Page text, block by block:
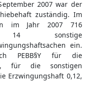
2007 war der
zuständig. Im
im Jahr 2007 716
14 sonstige
ein.
PEBB§Y für die
für die sonstigen
Erzwingungshaft 0,12,